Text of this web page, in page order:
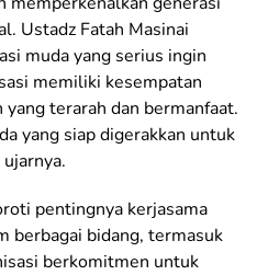
Ustadz Fatah Masinai
muda yang serius ingin
memiliki kesempatan
terarah dan bermanfaat.
yang siap digerakkan untuk
pentingnya kerjasama
berbagai bidang, termasuk
berkomitmen untuk